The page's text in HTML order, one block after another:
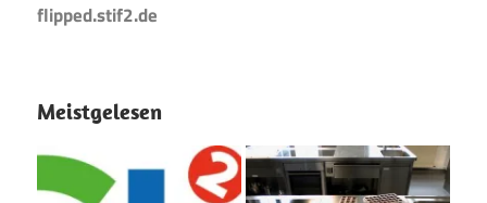
flipped.stif2.de
Meistgelesen